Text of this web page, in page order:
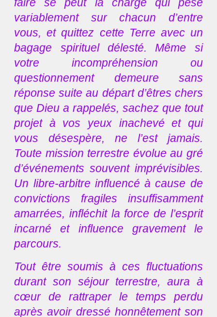
variablement sur chacun d’entre
vous, et quittez cette Terre avec un
bagage spirituel délesté. Même si
votre incompréhension ou
questionnement demeure sans
réponse suite au départ d’êtres chers
que Dieu a rappelés, sachez que tout
projet à vos yeux inachevé et qui
vous désespère, ne l’est jamais.
Toute mission terrestre évolue au gré
d’événements souvent imprévisibles.
Un libre-arbitre influencé à cause de
convictions fragiles insuffisamment
amarrées, infléchit la force de l’esprit
incarné et influence gravement le
parcours.
Tout être soumis à ces fluctuations
durant son séjour terrestre, aura à
cœur de rattraper le temps perdu
après avoir dressé honnêtement son